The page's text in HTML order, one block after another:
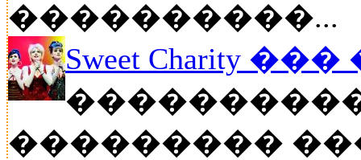
����������...
Sweet Charity
���������